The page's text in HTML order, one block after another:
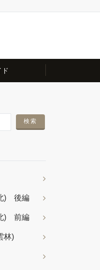
) 後編
) 前編
林)